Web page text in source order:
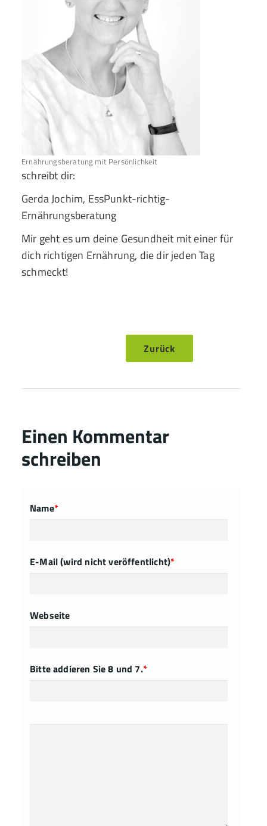
Ernährungsberatung mit Persönlichkeit
schreibt dir:
Gerda Jochim, EssPunkt-richtig-
Ernährungsberatung
Mir geht es um deine Gesundheit mit einer für
dich richtigen Ernährung, die dir jeden Tag
schmeckt!
Zurück
Einen Kommentar
schreiben
Name*
E-Mail (wird nicht veröffentlicht)*
Webseite
Bitte addieren Sie 8 und 7.*